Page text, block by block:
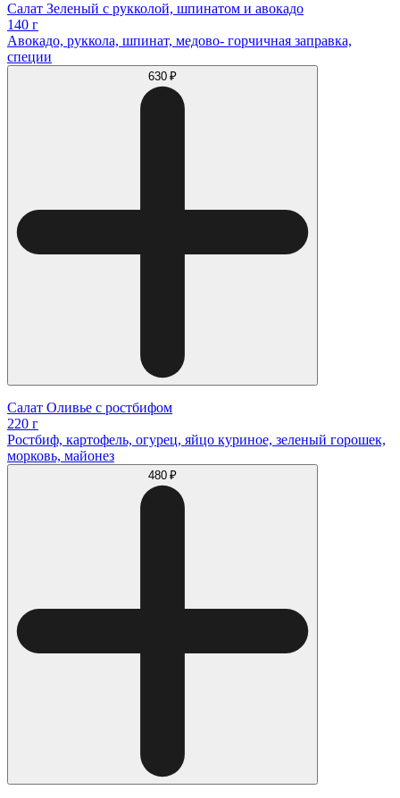
Салат Зеленый с рукколой, шпинатом и авокадо
140 г
Авокадо, руккола, шпинат, медово- горчичная заправка,
специи
630 ₽
Салат Оливье с ростбифом
220 г
Ростбиф, картофель, огурец, яйцо куриное, зеленый горошек,
морковь, майонез
480 ₽